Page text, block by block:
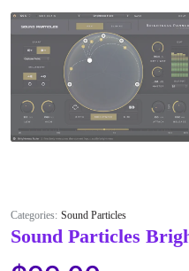
Categories: Sound Particles
Sound Particles